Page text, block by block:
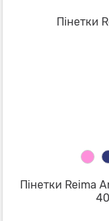
Пінетки Reima